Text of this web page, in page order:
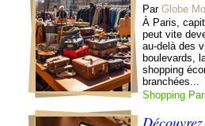
ParGlobe
À Paris,
peut vite
au-delà des
boulevards,
shopping
branchées...
Shopping